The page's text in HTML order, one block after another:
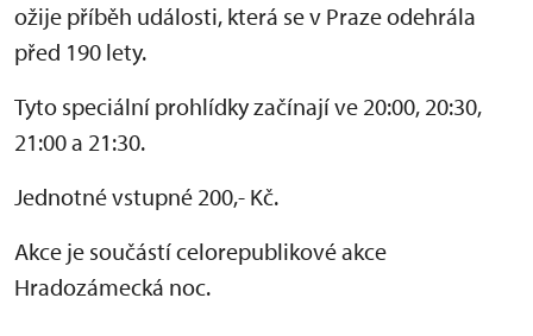
ožije příběh události, která se v Praze odehrála
před 190 lety.
Tyto speciální prohlídky začínají ve 20:00, 20:30,
21:00 a 21:30.
Jednotné vstupné 200,- Kč.
Akce je součástí celorepublikové akce
Hradozámecká noc.